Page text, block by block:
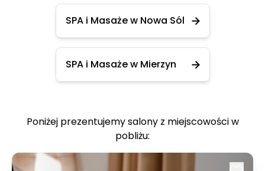
SPA i Masaże w Nowa Sól
SPA i Masaże w Mierzyn
Poniżej prezentujemy salony z miejscowości w
pobliżu: